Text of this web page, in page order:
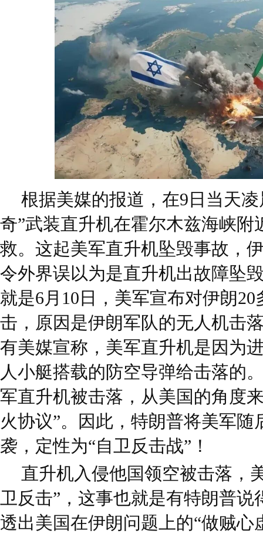
根据美媒的报道，在9日当天
奇”武装直升机在霍尔木兹海峡附
救。这起美军直升机坠毁事故，
令外界误以为是直升机出故障坠
就是6月10日，美军宣布对伊朗
击，原因是伊朗军队的无人机击
有美媒宣称，美军直升机是因为
人小艇搭载的防空导弹给击落的
军直升机被击落，从美国的角度
火协议”。因此，特朗普将美军随
袭，定性为“自卫反击战”！
直升机入侵他国领空被击落，
卫反击”，这事也就是有特朗普
透出美国在伊朗问题上的“做贼心